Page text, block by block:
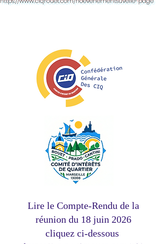
Lire le Compte-Rendu de la
réunion du 18 juin 2026
cliquez ci-dessous